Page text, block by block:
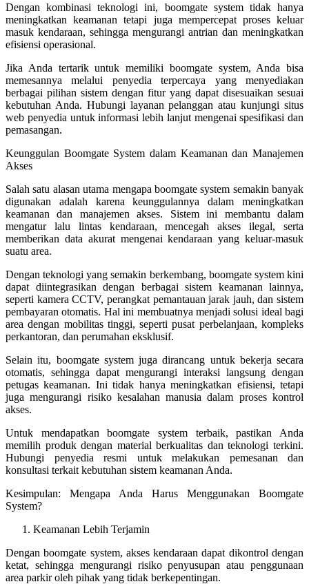
Dengan kombinasi teknologi ini, boomgate system tidak hanya
meningkatkan keamanan tetapi juga mempercepat proses keluar
masuk kendaraan, sehingga mengurangi antrian dan meningkatkan
efisiensi operasional.
Jika Anda tertarik untuk memiliki boomgate system, Anda bisa
memesannya melalui penyedia terpercaya yang menyediakan
berbagai pilihan sistem dengan fitur yang dapat disesuaikan sesuai
kebutuhan Anda. Hubungi layanan pelanggan atau kunjungi situs
web penyedia untuk informasi lebih lanjut mengenai spesifikasi dan
pemasangan.
Keunggulan Boomgate System dalam Keamanan dan Manajemen
Akses
Salah satu alasan utama mengapa boomgate system semakin banyak
digunakan adalah karena keunggulannya dalam meningkatkan
keamanan dan manajemen akses. Sistem ini membantu dalam
mengatur lalu lintas kendaraan, mencegah akses ilegal, serta
memberikan data akurat mengenai kendaraan yang keluar-masuk
suatu area.
Dengan teknologi yang semakin berkembang, boomgate system kini
dapat diintegrasikan dengan berbagai sistem keamanan lainnya,
seperti kamera CCTV, perangkat pemantauan jarak jauh, dan sistem
pembayaran otomatis. Hal ini membuatnya menjadi solusi ideal bagi
area dengan mobilitas tinggi, seperti pusat perbelanjaan, kompleks
perkantoran, dan perumahan eksklusif.
Selain itu, boomgate system juga dirancang untuk bekerja secara
otomatis, sehingga dapat mengurangi interaksi langsung dengan
petugas keamanan. Ini tidak hanya meningkatkan efisiensi, tetapi
juga mengurangi risiko kesalahan manusia dalam proses kontrol
akses.
Untuk mendapatkan boomgate system terbaik, pastikan Anda
memilih produk dengan material berkualitas dan teknologi terkini.
Hubungi penyedia resmi untuk melakukan pemesanan dan
konsultasi terkait kebutuhan sistem keamanan Anda.
Kesimpulan: Mengapa Anda Harus Menggunakan Boomgate
System?
Keamanan Lebih Terjamin
Dengan boomgate system, akses kendaraan dapat dikontrol dengan
ketat, sehingga mengurangi risiko penyusupan atau penggunaan
area parkir oleh pihak yang tidak berkepentingan.